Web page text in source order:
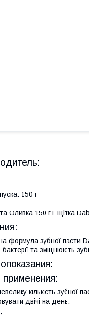
150 г
Оливка 150 г+ щітка
формула зубної пасти
та зміцнюють
применения:
кількість зубної
двічі на день.